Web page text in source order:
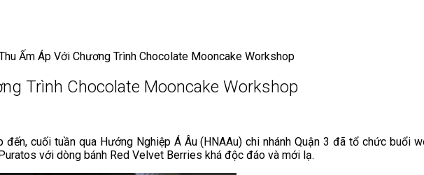
Ấm Áp Với Chương Trình Chocolate Mooncake Workshop
Trình Chocolate Mooncake Workshop
cuối tuần qua Hướng Nghiệp Á Âu (HNAAu) chi nhánh Quận 3 đã tổ chức buổi
với dòng bánh Red Velvet Berries khá độc đáo và mới lạ.